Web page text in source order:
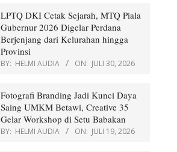
LPTQ DKI Cetak Sejarah, MTQ Piala
Gubernur 2026 Digelar Perdana
Berjenjang dari Kelurahan hingga
Provinsi
BY: HELMI AUDIA ON: JULI 30, 2026
Fotografi Branding Jadi Kunci Daya
Saing UMKM Betawi, Creative 35
Gelar Workshop di Setu Babakan
BY: HELMI AUDIA ON: JULI 19, 2026